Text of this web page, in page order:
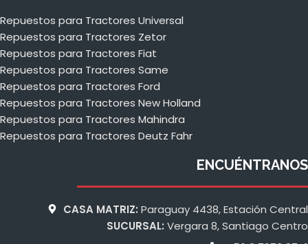
Repuestos para Tractores Universal
Repuestos para Tractores Zetor
Repuestos para Tractores Fiat
Repuestos para Tractores Same
Repuestos para Tractores Ford
Repuestos para Tractores New Holland
Repuestos para Tractores Mahindra
Repuestos para Tractores Deutz Fahr
ENCUÉNTRANOS
CASA MATRIZ: Paraguay 4438, Estación Central
SUCURSAL: Vergara 8, Santiago Centro